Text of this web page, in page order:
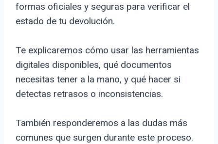
formas oficiales y seguras para verificar el
estado de tu devolución.
Te explicaremos cómo usar las herramientas
digitales disponibles, qué documentos
necesitas tener a la mano, y qué hacer si
detectas retrasos o inconsistencias.
También responderemos a las dudas más
comunes que surgen durante este proceso.